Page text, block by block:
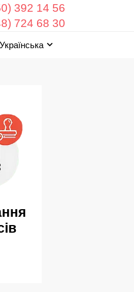
392 14 56
724 68 30
Українська